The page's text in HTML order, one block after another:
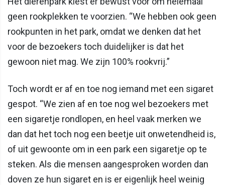
geen rookplekken te voorzien. “We hebben ook geen
rookpunten in het park, omdat we denken dat het
voor de bezoekers toch duidelijker is dat het
gewoon niet mag. We zijn 100% rookvrij.”
Toch wordt er af en toe nog iemand met een sigaret
gespot. “We zien af en toe nog wel bezoekers met
een sigaretje rondlopen, en heel vaak merken we
dan dat het toch nog een beetje uit onwetendheid is,
of uit gewoonte om in een park een sigaretje op te
steken. Als die mensen aangesproken worden dan
doven ze hun sigaret en is er eigenlijk heel weinig